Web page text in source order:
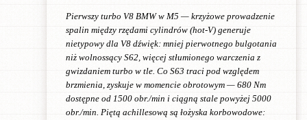
Pierwszy turbo V8 BMW w M5 — krzyżowe prowadzenie
spalin między rzędami cylindrów (hot-V) generuje
nietypowy dla V8 dźwięk: mniej pierwotnego bulgotania
niż wolnossący S62, więcej stłumionego warczenia z
gwizdaniem turbo w tle. Co S63 traci pod względem
brzmienia, zyskuje w momencie obrotowym — 680 Nm
dostępne od 1500 obr./min i ciągną stale powyżej 5000
obr./min. Piętą achillesową są łożyska korbowodowe: